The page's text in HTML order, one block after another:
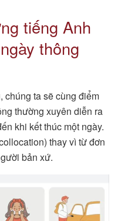
tiếng Anh
thông
ta sẽ cùng điểm
thường xuyên diễn ra
khi kết thúc một ngày.
thay vì từ đơn
bản xứ.